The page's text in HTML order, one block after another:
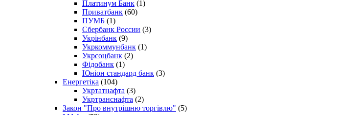
Платинум Банк (1)
Приватбанк (60)
ПУМБ (1)
Сбербанк России (3)
Укрінбанк (9)
Укркоммунбанк (1)
Укрсоцбанк (2)
Фідобанк (1)
Юніон стандард банк (3)
Енергетіка (104)
Укртатнафта (3)
Укртранснафта (2)
Закон "Про внутрішню торгівлю" (5)